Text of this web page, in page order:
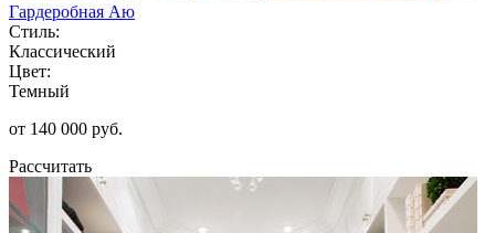
Гардеробная Аю
Стиль:
Классический
Цвет:
Темный
от 140 000 руб.
Рассчитать